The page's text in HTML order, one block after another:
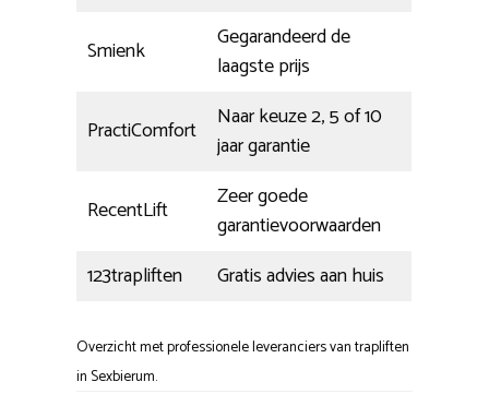
Smienk
Gegarandeerd de
laagste prijs
PractiComfort
Naar keuze 2, 5 of 10
jaar garantie
RecentLift
Zeer goede
garantievoorwaarden
123trapliften
Gratis advies aan huis
Overzicht met professionele leveranciers van trapliften
in Sexbierum.